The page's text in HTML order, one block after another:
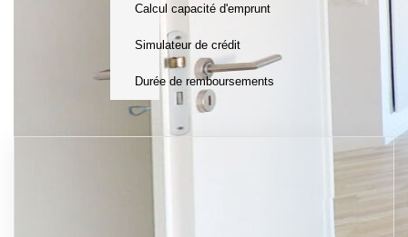
Calcul capacité d'emprunt
Simulateur de crédit
Durée de remboursements